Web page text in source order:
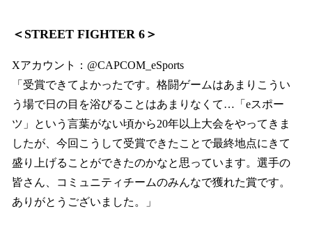
＜STREET FIGHTER 6＞
Xアカウント：@CAPCOM_eSports
「受賞できてよかったです。格闘ゲームはあまりこうい
う場で日の目を浴びることはあまりなくて…「eスポー
ツ」という言葉がない頃から20年以上大会をやってきま
したが、今回こうして受賞できたことで最終地点にきて
盛り上げることができたのかなと思っています。選手の
皆さん、コミュニティチームのみんなで獲れた賞です。
ありがとうございました。」